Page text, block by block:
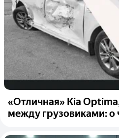
«Отличная» Kia
между грузовиками: о